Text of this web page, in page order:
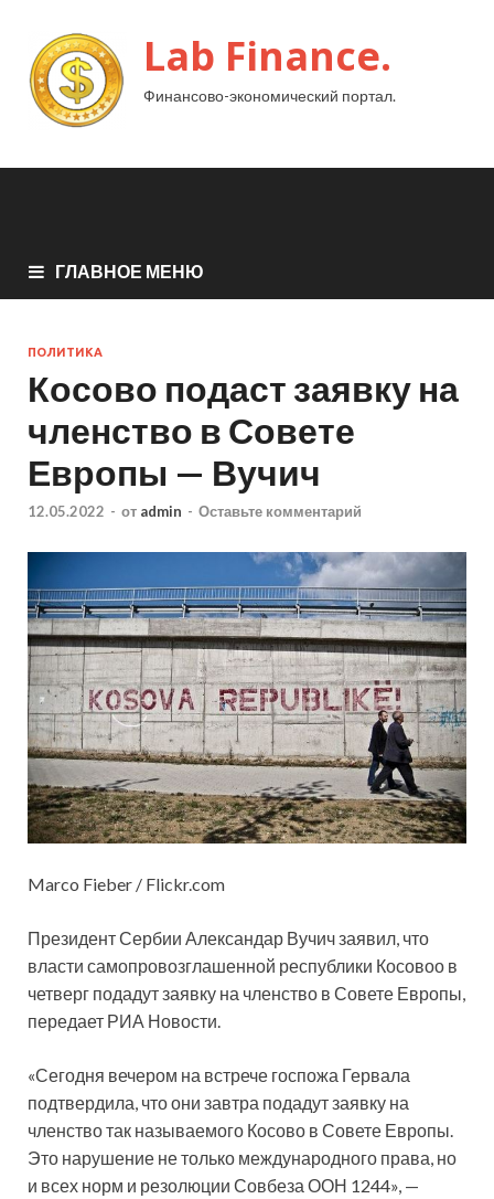
Lab Finance.
Финансово-экономический портал.
ГЛАВНОЕ МЕНЮ
ПОЛИТИКА
Косово подаст заявку на
членство в Совете
Европы — Вучич
12.05.2022 - от admin - Оставьте комментарий
Marco Fieber / Flickr.com
Президент Сербии Александар Вучич заявил, что
власти самопровозглашенной республики Косовоо в
четверг подадут заявку на членство в Совете Европы,
передает РИА Новости.
«Сегодня вечером на встрече госпожа Гервала
подтвердила, что они завтра подадут заявку на
членство так называемого Косово в Совете Европы.
Это нарушение не только международного права, но
и всех норм и резолюции Совбеза ООН 1244», —